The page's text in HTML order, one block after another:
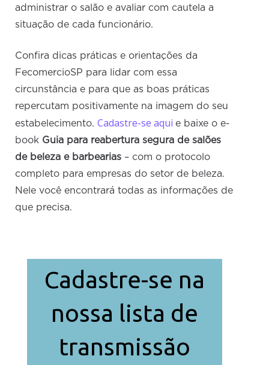
administrar o salão e avaliar com cautela a
situação de cada funcionário.
Confira dicas práticas e orientações da
FecomercioSP para lidar com essa
circunstância e para que as boas práticas
repercutam positivamente na imagem do seu
estabelecimento.Cadastre-se aqui e baixe o e-
book Guia para reabertura segura de salões
de beleza e barbearias – com o protocolo
completo para empresas do setor de beleza.
Nele você encontrará todas as informações de
que precisa.
Cadastre-se na
nossa lista de
transmissão